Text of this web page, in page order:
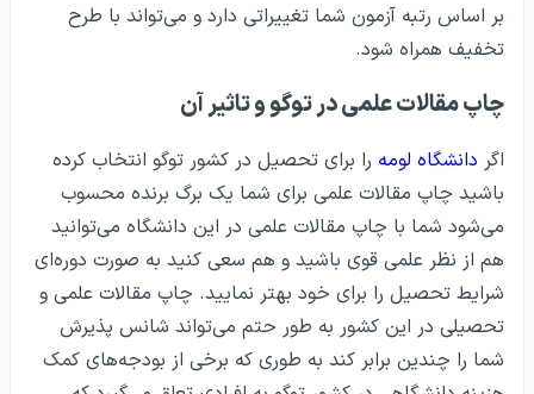
بر اساس رتبه آزمون شما تغییراتی دارد و می‌تواند با طرح
تخفیف همراه شود.
چاپ مقالات علمی در توگو و تاثیر آن
اگر دانشگاه لومه را برای تحصیل در کشور توگو انتخاب کرده
باشید چاپ مقالات علمی برای شما یک برگ برنده محسوب
می‌شود شما با چاپ مقالات علمی در این دانشگاه می‌توانید
هم از نظر علمی قوی باشید و هم سعی کنید به صورت دوره‌ای
شرایط تحصیل را برای خود بهتر نمایید. چاپ مقالات علمی و
تحصیلی در این کشور به طور حتم می‌تواند شانس پذیرش
شما را چندین برابر کند به طوری که برخی از بودجه‌های کمک